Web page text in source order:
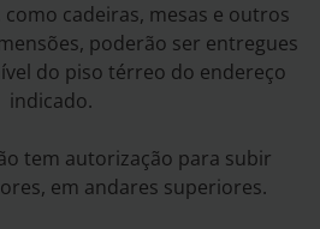
cadeiras, mesas e outros
poderão ser entregues
do piso térreo do endereço
indicado.
tem autorização para subir
em andares superiores.